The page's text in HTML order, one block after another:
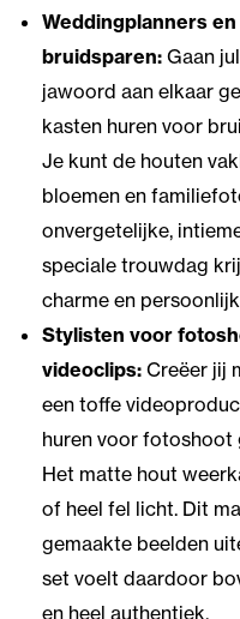
Weddingplanners
bruidsparen: Gaan
jawoord aan elkaar
kasten huren voor
Je kunt de houten
bloemen en
onvergetelijke,
speciale trouwdag
charme en
Stylisten voor
videoclips: Creëer jij
een toffe
huren voor fotoshoot
Het matte hout
of heel fel licht. Dit
gemaakte beelden
set voelt daardoor
en heel authentiek.